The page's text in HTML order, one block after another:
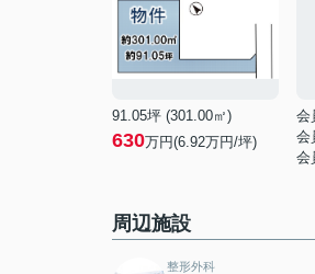
91.05坪 (301.00㎡)
630万円(6.92万円/坪)
会
会
会
周辺施設
整形外科